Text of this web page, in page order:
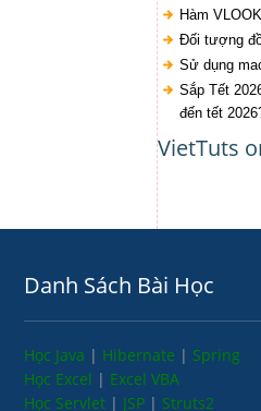
Hàm
Đối tượng
Sử dụng
Sắp Tết
đến tết
VietTuts
Danh Sách Bài Học
Học Java | Hibernate | Spring
Học Excel | Excel VBA
Học Servlet | JSP | Struts2